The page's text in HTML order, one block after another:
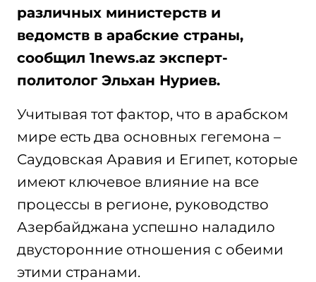
различных министерств и
ведомств в арабские страны,
сообщил 1news.az эксперт-
политолог Эльхан Нуриев.
Учитывая тот фактор, что в арабском
мире есть два основных гегемона –
Саудовская Аравия и Египет, которые
имеют ключевое влияние на все
процессы в регионе, руководство
Азербайджана успешно наладило
двусторонние отношения с обеими
этими странами.